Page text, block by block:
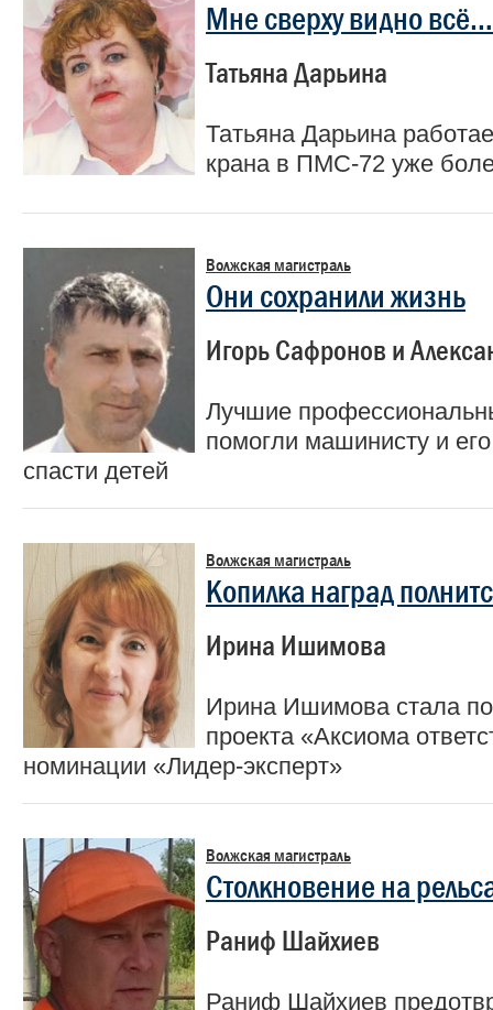
Мне сверху видно всё…
Татьяна Дарьина
Татьяна Дарьина
крана в ПМС-72 уже
Волжская магистраль
Они сохранили жизнь
Игорь Сафронов и
Лучшие
помогли машинисту и
спасти детей
Волжская магистраль
Копилка наград
Ирина Ишимова
Ирина Ишимова стала
проекта «Аксиома
номинации «Лидер-эксперт»
Волжская магистраль
Столкновение на
Раниф Шайхиев
Раниф Шайхиев